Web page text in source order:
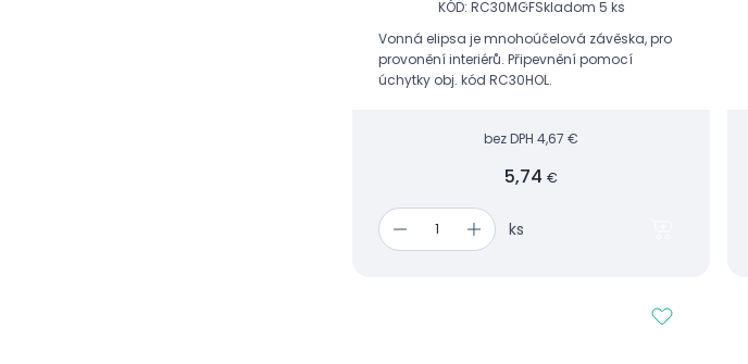
KÓD: RC30MGFSkladom 5 ks
Vonná elipsa je mnohoúčelová závěska, pro
provonění interiérů. Připevnění pomocí
úchytky obj. kód RC30HOL.
bez DPH 4,67 €
5,74€
ks